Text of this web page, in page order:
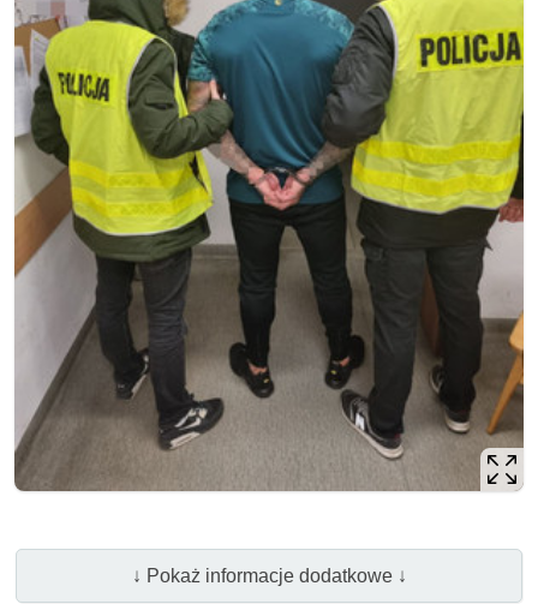
↓ Pokaż informacje dodatkowe ↓